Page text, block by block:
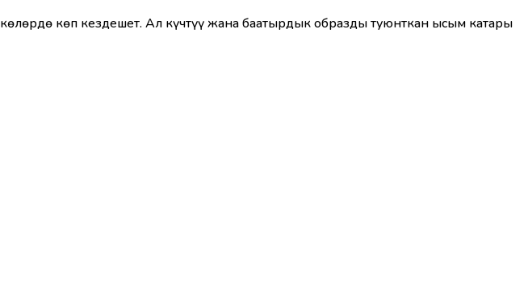
көп кездешет. Ал күчтүү жана баатырдык образды туюнткан ысым катары